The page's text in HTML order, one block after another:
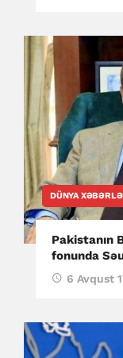
DÜNYA
Pakistanın
fonunda
6 Avqust